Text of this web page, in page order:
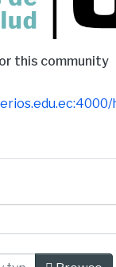
this community